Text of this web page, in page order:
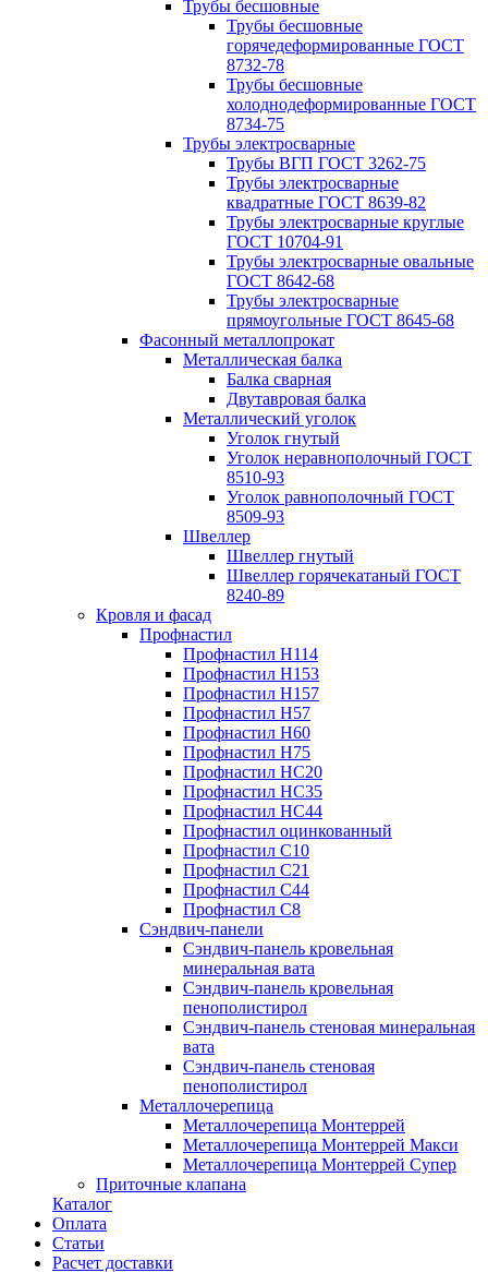
Трубы бесшовные
Трубы бесшовные
горячедеформированные ГОСТ
8732-78
Трубы бесшовные
холоднодеформированные ГОСТ
8734-75
Трубы электросварные
Трубы ВГП ГОСТ 3262-75
Трубы электросварные
квадратные ГОСТ 8639-82
Трубы электросварные круглые
ГОСТ 10704-91
Трубы электросварные овальные
ГОСТ 8642-68
Трубы электросварные
прямоугольные ГОСТ 8645-68
Фасонный металлопрокат
Металлическая балка
Балка сварная
Двутавровая балка
Металлический уголок
Уголок гнутый
Уголок неравнополочный ГОСТ
8510-93
Уголок равнополочный ГОСТ
8509-93
Швеллер
Швеллер гнутый
Швеллер горячекатаный ГОСТ
8240-89
Кровля и фасад
Профнастил
Профнастил Н114
Профнастил Н153
Профнастил Н157
Профнастил Н57
Профнастил Н60
Профнастил Н75
Профнастил НС20
Профнастил НС35
Профнастил НС44
Профнастил оцинкованный
Профнастил С10
Профнастил С21
Профнастил С44
Профнастил С8
Сэндвич-панели
Сэндвич-панель кровельная
минеральная вата
Сэндвич-панель кровельная
пенополистирол
Сэндвич-панель стеновая минеральная
вата
Сэндвич-панель стеновая
пенополистирол
Металлочерепица
Металлочерепица Монтеррей
Металлочерепица Монтеррей Макси
Металлочерепица Монтеррей Супер
Приточные клапана
Каталог
Оплата
Статьи
Расчет доставки